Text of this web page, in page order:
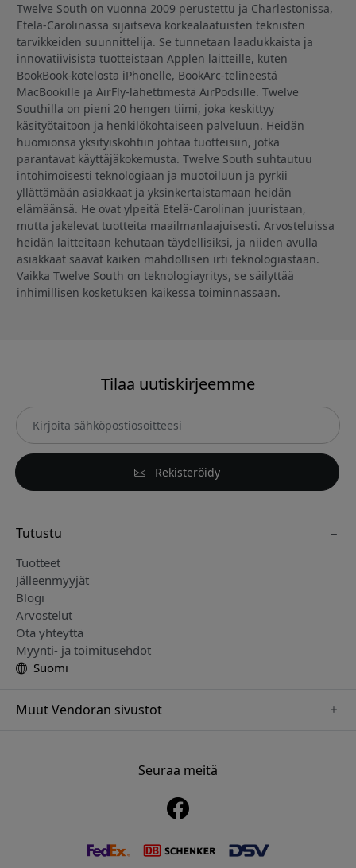
Twelve South on vuonna 2009 perustettu ja Charlestonissa,
Etelä-Carolinassa sijaitseva korkealaatuisten teknisten
tarvikkeiden suunnittelija. Se tunnetaan laadukkaista ja
innovatiivisista tuotteistaan Applen laitteille, kuten
BookBook-kotelosta iPhonelle, BookArc-telineestä
MacBookille ja AirFly-lähettimestä AirPodsille. Twelve
Southilla on pieni 20 hengen tiimi, joka keskittyy
käsityötaitoon ja henkilökohtaiseen palveluun. Heidän
huomionsa yksityiskohtiin johtaa tuotteisiin, jotka
parantavat käyttäjäkokemusta. Twelve South suhtautuu
intohimoisesti teknologiaan ja muotoiluun ja pyrkii
yllättämään asiakkaat ja yksinkertaistamaan heidän
elämäänsä. He ovat ylpeitä Etelä-Carolinan juuristaan,
mutta jakelevat tuotteita maailmanlaajuisesti. Arvosteluissa
heidän laitteitaan kehutaan täydellisiksi, ja niiden avulla
asiakkaat saavat kaiken mahdollisen irti teknologiastaan.
Vaikka Twelve South on teknologiayritys, se säilyttää
inhimillisen kosketuksen kaikessa toiminnassaan.
Tilaa uutiskirjeemme
Rekisteröidy
Tutustu
Tuotteet
Jälleenmyyjät
Blogi
Arvostelut
Ota yhteyttä
Myynti- ja toimitusehdot
Suomi
Muut Vendoran sivustot
www.pipetto.se
Seuraa meitä